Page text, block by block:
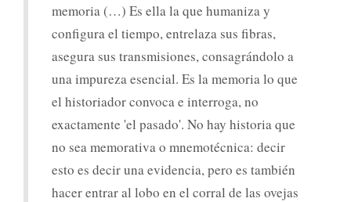
memoria (…) Es ella la que humaniza y
configura el tiempo, entrelaza sus fibras,
asegura sus transmisiones, consagrándolo a
una impureza esencial. Es la memoria lo que
el historiador convoca e interroga, no
exactamente 'el pasado'. No hay historia que
no sea memorativa o mnemotécnica: decir
esto es decir una evidencia, pero es también
hacer entrar al lobo en el corral de las ovejas